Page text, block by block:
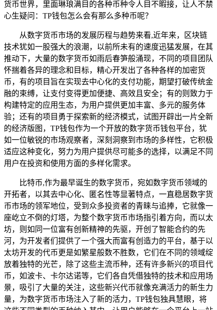
货币世界，里面琳琅满目的各种币种令人目不暇接，让人不禁
心生疑问：TP钱包怎么会有那么多种币呢？
从数字货币市场的发展历程与趋势来看,近年来，区块链
技术犹如一股强大的浪潮，以前所未有的速度迅猛发展，在其
推动下，大量的数字货币如雨后春笋般涌现，不同的项目团队
怀揣着各异的理念和目标，精心开发出了各种各样的加密货
币，有的项目旨在实现去中心化的支付功能，期望打破传统金
融的束缚，让支付变得更加便捷、高效且安全；有的则致力于
构建特定的应用生态，为用户提供更加丰富、多元的服务体
验；还有的项目勇于探索新的经济模式，试图开辟出一片全新
的经济版图，TP钱包作为一个开放的数字货币钱包平台，犹
如一位敏锐的市场观察者，深刻洞察到市场的多样性，它积极
适应这种变化，努力为用户提供尽可能多的选择，以满足不同
用户在投资和使用方面的多样化需求。
比特币,作为最早诞生的数字货币，宛如数字货币领域的
开拓者，以其去中心化、匿名性等显著特点，一直稳居数字货
币市场的领军地位，受到众多投资者的青睐与追捧，它就像一
座屹立不倒的灯塔，为整个数字货币市场指引着方向，而以太
坊，则如同一位富有创新精神的先驱，开创了智能合约的先
河，为开发者们提供了一个强大而富有创造力的平台，基于以
太坊开发的代币更是如繁星般数不胜数，它们在不同的领域绽
放着独特的光芒，除了这些主流币种，还有许多新兴的项目代
币，如波卡、卡尔达诺等，它们各自凭借独特的技术和应用场
景，吸引了大量的关注，这些新兴代币就像充满活力的新生力
量，为数字货币市场注入了新的活力，TP钱包独具慧眼，将